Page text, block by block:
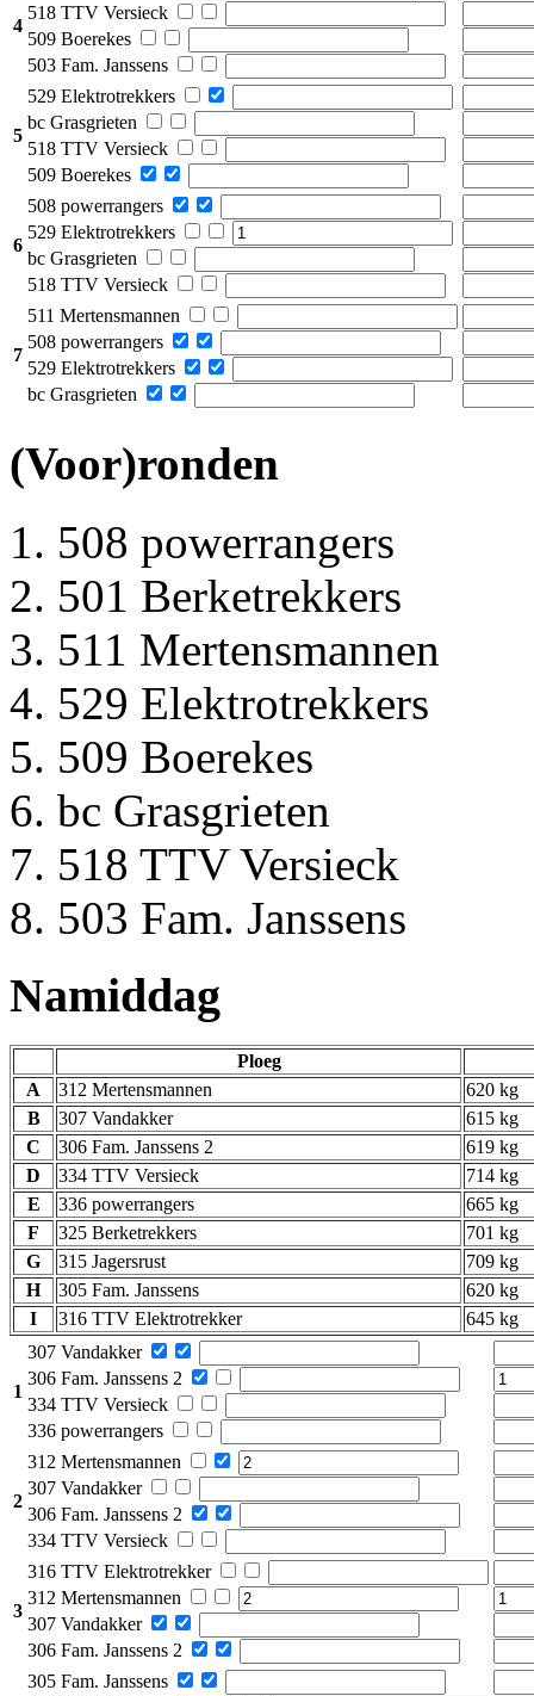
4
518 TTV Versieck
509 Boerekes
503 Fam. Janssens
5
529 Elektrotrekkers
bc Grasgrieten
518 TTV Versieck
509 Boerekes
6
508 powerrangers
529 Elektrotrekkers
bc Grasgrieten
518 TTV Versieck
7
511 Mertensmannen
508 powerrangers
529 Elektrotrekkers
bc Grasgrieten
(Voor)ronden
508 powerrangers
501 Berketrekkers
511 Mertensmannen
529 Elektrotrekkers
509 Boerekes
bc Grasgrieten
518 TTV Versieck
503 Fam. Janssens
Namiddag
Ploeg
A
312 Mertensmannen
620 kg
B
307 Vandakker
615 kg
C
306 Fam. Janssens 2
619 kg
D
334 TTV Versieck
714 kg
E
336 powerrangers
665 kg
F
325 Berketrekkers
701 kg
G
315 Jagersrust
709 kg
H
305 Fam. Janssens
620 kg
I
316 TTV Elektrotrekker 645 kg
1
307 Vandakker
306 Fam. Janssens 2
334 TTV Versieck
336 powerrangers
2
312 Mertensmannen
307 Vandakker
306 Fam. Janssens 2
334 TTV Versieck
3
316 TTV Elektrotrekker
312 Mertensmannen
307 Vandakker
306 Fam. Janssens 2
305 Fam. Janssens